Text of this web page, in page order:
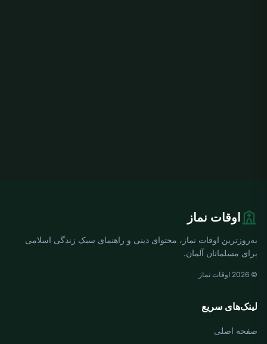
اوقات نماز
به‌روزترین اوقات نماز، محتوای دینی و راهنمای سبک زندگی اسلامی
برای مسلمانان آلمان.
© 2026 اوقات نماز
لینک‌های سریع
صفحه اصلی